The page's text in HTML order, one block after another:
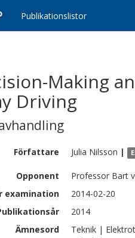
Publikationslistor
Making
Driving
Författare Julia Nilsson |
Opponent
Professor Bart
examination
2014-02-20
2014
Ämnesord
Teknik |